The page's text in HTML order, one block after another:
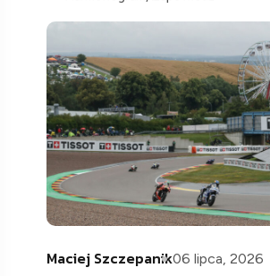
Maciej Szczepanik06 lipca, 2026